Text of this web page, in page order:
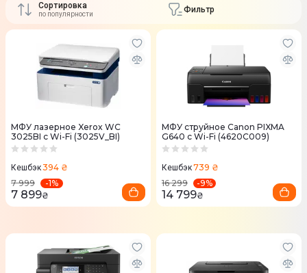
Сортировка
по популярности Фильтр
МФУ лазерное Xerox WC
3025BI с Wi-Fi (3025V_BI)
Кешбэк394 ₴
7 999
-1%
7 899₴
МФУ струйное Canon PIXMA
G640 с Wi-Fi (4620C009)
Кешбэк739 ₴
16 299
-9%
14 799₴